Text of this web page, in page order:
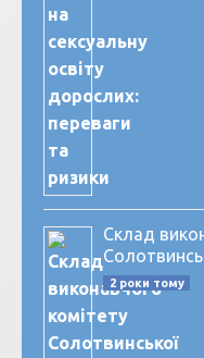
Склад
2 роки тому